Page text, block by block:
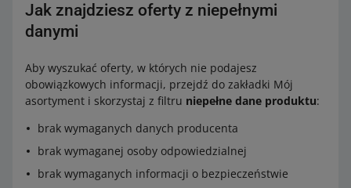
Jak znajdziesz oferty z niepełnymi
danymi
Aby wyszukać oferty, w których nie podajesz
obowiązkowych informacji, przejdź do zakładki Mój
asortyment i skorzystaj z filtru niepełne dane produktu:
brak wymaganych danych producenta
brak wymaganej osoby odpowiedzialnej
brak wymaganych informacji o bezpieczeństwie